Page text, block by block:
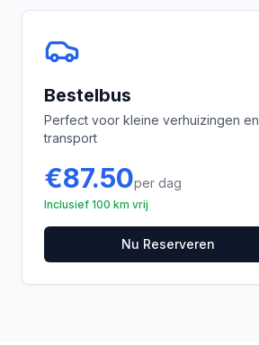
Bestelbus
Perfect voor kleine verhuizingen en
transport
€87.50per dag
Inclusief 100 km vrij
Nu Reserveren